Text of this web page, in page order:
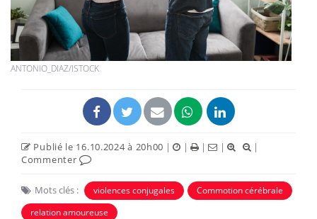
ANTONIO_DIAZ/ISTOCK
Publié le 16.10.2024 à 20h00 | | | |
|
Commenter
Mots clés : violences conjugales
Commotion cérébrale
relation amoureuse